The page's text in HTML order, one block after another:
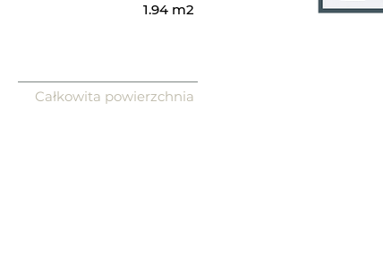
1.94 m2
Całkowita powierzchnia